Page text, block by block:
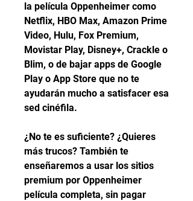
la película Oppenheimer como
Netflix, HBO Max, Amazon Prime
Video, Hulu, Fox Premium,
Movistar Play, Disney+, Crackle o
Blim, o de bajar apps de Google
Play o App Store que no te
ayudarán mucho a satisfacer esa
sed cinéfila.
¿No te es suficiente? ¿Quieres
más trucos? También te
enseñaremos a usar los sitios
premium por Oppenheimer
película completa, sin pagar